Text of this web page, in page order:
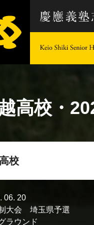
高校 ・
校
06. 20
大会 埼玉県予選
ラウンド